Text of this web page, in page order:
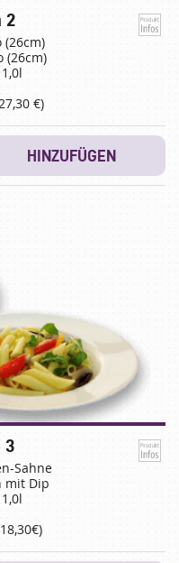
2
(26cm)
(26cm)
€)
HINZUFÜGEN
3
Sahne
mit Dip